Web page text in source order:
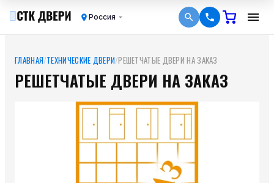
Россия
ГЛАВНАЯ/ТЕХНИЧЕСКИЕ ДВЕРИ/РЕШЕТЧАТЫЕ ДВЕРИ НА ЗАКАЗ
РЕШЕТЧАТЫЕ ДВЕРИ НА ЗАКАЗ